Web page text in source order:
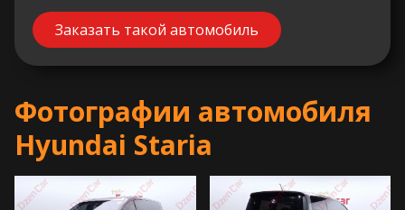
Заказать такой автомобиль
Фотографии автомобиля
Hyundai Staria